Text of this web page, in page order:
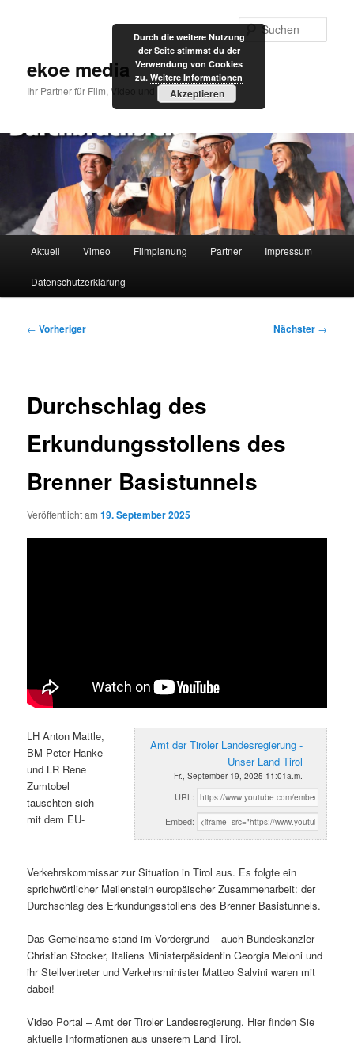
ekoe media
Ihr Partner für Film, Video und Internet
Aktuell Vimeo Filmplanung Partner Impressum
Datenschutzerklärung
Beitragsnavigation
← Vorheriger Nächster →
Durchschlag des
Erkundungsstollens des
Brenner Basistunnels
Veröffentlicht am19. September 2025
Amt der Tiroler Landesregierung -
Unser Land Tirol
Fr., September 19, 2025 11:01a.m.
URL:
Embed:
LH Anton Mattle,
BM Peter Hanke
und LR Rene
Zumtobel
tauschten sich
mit dem EU-
Verkehrskommissar zur Situation in Tirol aus. Es folgte ein
sprichwörtlicher Meilenstein europäischer Zusammenarbeit: der
Durchschlag des Erkundungsstollens des Brenner Basistunnels.
Das Gemeinsame stand im Vordergrund – auch Bundeskanzler
Christian Stocker, Italiens Ministerpäsidentin Georgia Meloni und
ihr Stellvertreter und Verkehrsminister Matteo Salvini waren mit
dabei!
Video Portal – Amt der Tiroler Landesregierung. Hier finden Sie
aktuelle Informationen aus unserem Land Tirol.
Durch die weitere Nutzung
der Seite stimmst du der
Verwendung von Cookies
zu. Weitere Informationen
Akzeptieren